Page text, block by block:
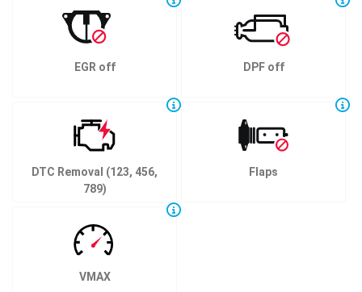
EGR off DPF off
DTC Removal (123, 456,
789)
Flaps
VMAX